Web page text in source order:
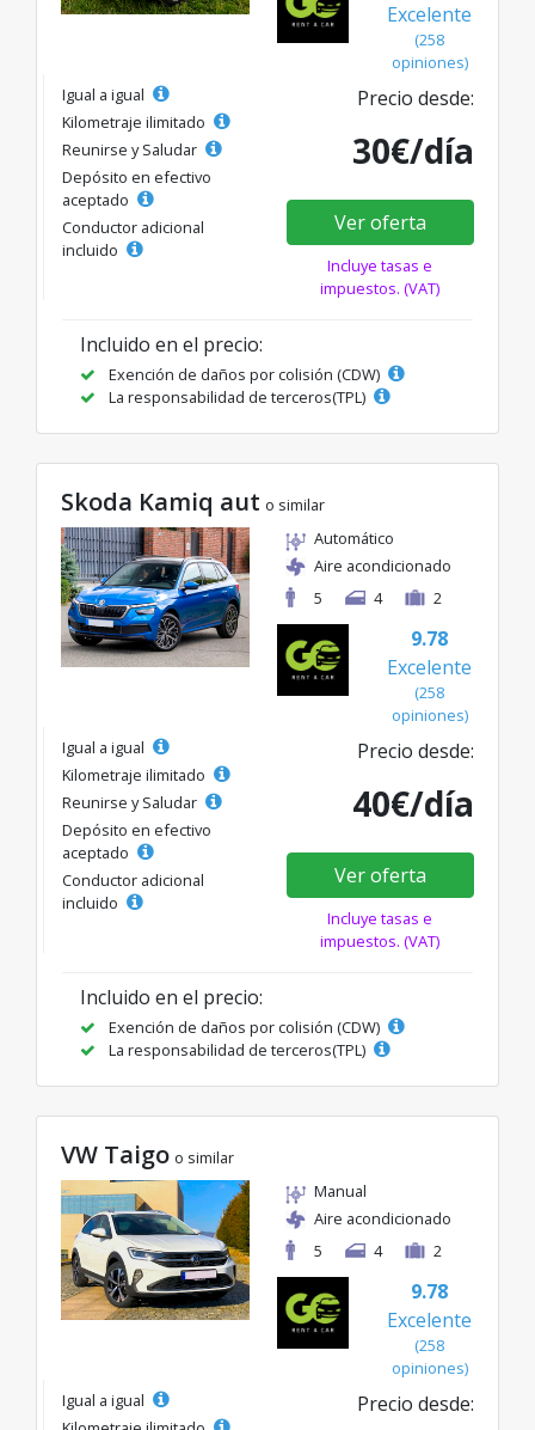
Excelente
(258
opiniones)
Igual a igual
Kilometraje ilimitado
Reunirse y Saludar
Depósito en efectivo
aceptado
Conductor adicional
incluido
Precio desde:
30€/día
Ver oferta
Incluye tasas e
impuestos. (VAT)
Incluido en el precio:
Exención de daños por colisión (CDW)
La responsabilidad de terceros(TPL)
Skoda Kamiq aut o similar
Automático
Aire acondicionado
5
4 2
9.78
Excelente
(258
opiniones)
Igual a igual
Kilometraje ilimitado
Reunirse y Saludar
Depósito en efectivo
aceptado
Conductor adicional
incluido
Precio desde:
40€/día
Ver oferta
Incluye tasas e
impuestos. (VAT)
Incluido en el precio:
Exención de daños por colisión (CDW)
La responsabilidad de terceros(TPL)
VW Taigo o similar
Manual
Aire acondicionado
5
4 2
9.78
Excelente
(258
opiniones)
Igual a igual
Precio desde: